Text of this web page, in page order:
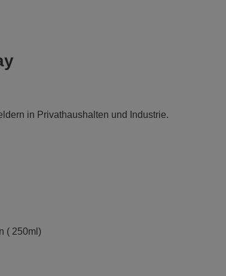
in Privathaushalten und Industrie.
( 250ml)